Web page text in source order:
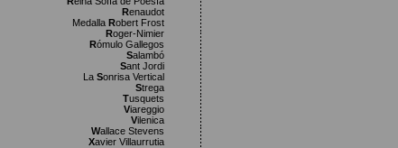
Renaudot
Medalla Robert Frost
Roger-Nimier
Rómulo Gallegos
Salambó
Sant Jordi
La Sonrisa Vertical
Strega
Tusquets
Viareggio
Vilenica
Wallace Stevens
Xavier Villaurrutia